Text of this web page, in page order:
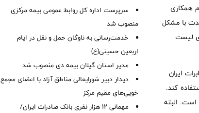
همکاری
با مشکل
لیست
ایران
کند.
البته
سرپرست اداره کل روابط عمومی بیمه مرکزی
منصوب شد
خدمت‌رسانی به ناوگان حمل و نقل در ایام
اربعین حسینی(ع)
‌مدیر استان گیلان بیمه دی منصوب شد
دیدار دبیر شورایعالی مناطق آزاد با اعضای مجمع
خویی‌های مقیم مرکز
مهمانی ۱۲ هزار نفری بانک صادرات ایران/